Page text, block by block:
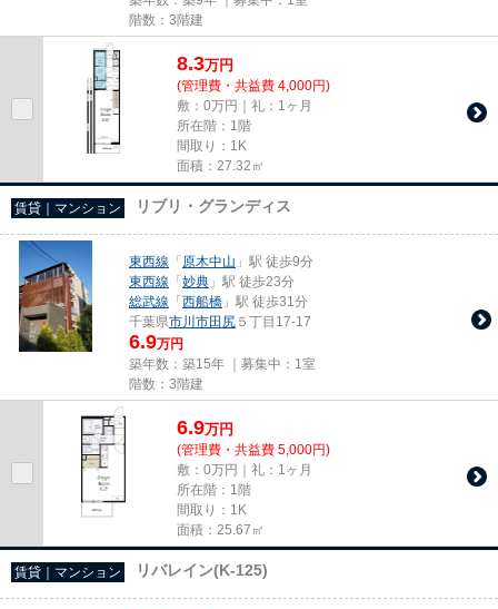
階数：3階建
8.3万円
(管理費・共益費 4,000円)
敷：0万円｜礼：1ヶ月
所在階：1階
間取り：1K
面積：27.32㎡
賃貸｜マンション リブリ・グランディス
東西線 「原木中山 」駅 徒歩9分
東西線 「妙典 」駅 徒歩23分
総武線 「西船橋 」駅 徒歩31分
千葉県市川市田尻 ５丁目17-17
6.9万円
築年数：築15年 ｜募集中： 1室
階数：3階建
6.9万円
(管理費・共益費 5,000円)
敷：0万円｜礼：1ヶ月
所在階：1階
間取り：1K
面積：25.67㎡
賃貸｜マンション リバレイン(K-125)